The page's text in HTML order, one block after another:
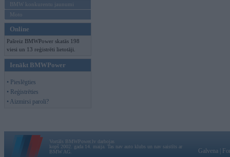
BMW konkurentu jaunumi
Moto
Online
Pašreiz BMWPower skatās 198
viesi un 13 reģistrēti lietotāji.
Ienākt BMWPower
• Pieslēgties
• Reģistrēties
• Aizmirsi paroli?
Vortāls BMWPower.lv darbojas
kopš 2002. gada 14. maija. Tas nav auto klubs un nav saistīts ar
BMW AG.
Galvena